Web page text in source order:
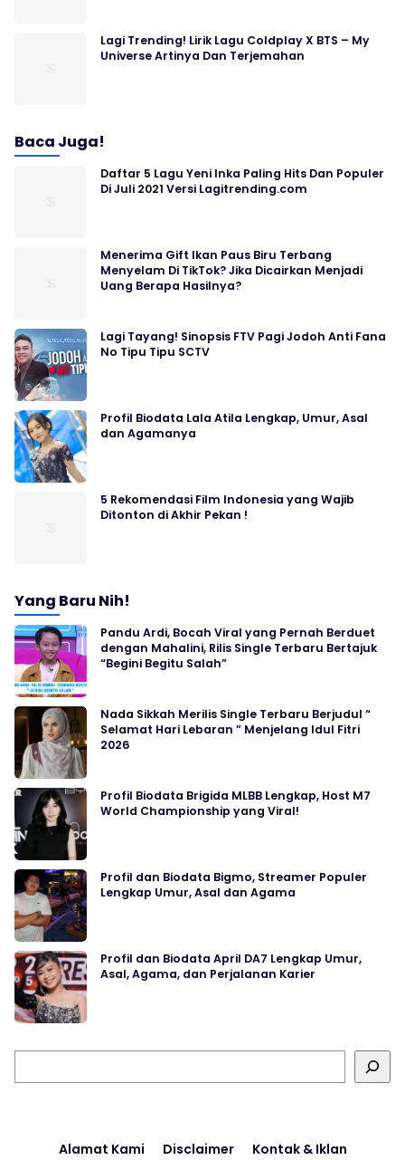
Lagi Trending! Lirik Lagu Coldplay X BTS – My
Universe Artinya Dan Terjemahan
Baca Juga!
Daftar 5 Lagu Yeni Inka Paling Hits Dan Populer
Di Juli 2021 Versi Lagitrending.com
Menerima Gift Ikan Paus Biru Terbang
Menyelam Di TikTok? Jika Dicairkan Menjadi
Uang Berapa Hasilnya?
Lagi Tayang! Sinopsis FTV Pagi Jodoh Anti Fana
No Tipu Tipu SCTV
Profil Biodata Lala Atila Lengkap, Umur, Asal
dan Agamanya
5 Rekomendasi Film Indonesia yang Wajib
Ditonton di Akhir Pekan !
Yang Baru Nih!
Pandu Ardi, Bocah Viral yang Pernah Berduet
dengan Mahalini, Rilis Single Terbaru Bertajuk
“Begini Begitu Salah”
Nada Sikkah Merilis Single Terbaru Berjudul “
Selamat Hari Lebaran ” Menjelang Idul Fitri
2026
Profil Biodata Brigida MLBB Lengkap, Host M7
World Championship yang Viral!
Profil dan Biodata Bigmo, Streamer Populer
Lengkap Umur, Asal dan Agama
Profil dan Biodata April DA7 Lengkap Umur,
Asal, Agama, dan Perjalanan Karier
Alamat Kami Disclaimer Kontak & Iklan